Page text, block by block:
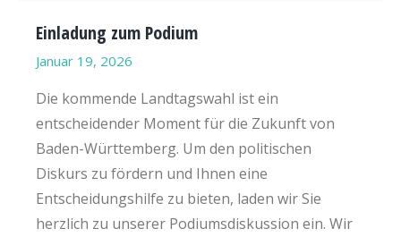
Einladung zum Podium
Januar 19, 2026
Die kommende Landtagswahl ist ein
entscheidender Moment für die Zukunft von
Baden-Württemberg. Um den politischen
Diskurs zu fördern und Ihnen eine
Entscheidungshilfe zu bieten, laden wir Sie
herzlich zu unserer Podiumsdiskussion ein. Wir